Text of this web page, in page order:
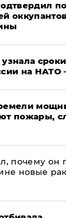
сроки
на НАТО
пожары,
почему он
новые